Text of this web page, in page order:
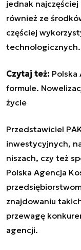
jednak
również ze
częściej
technologicznych.
Czytaj też: Polska
formule.
życie
Przedstawiciel
inwestycyjnych,
niszach, czy też
Polska Agencja
znajdowaniu
przewagę
agencji.